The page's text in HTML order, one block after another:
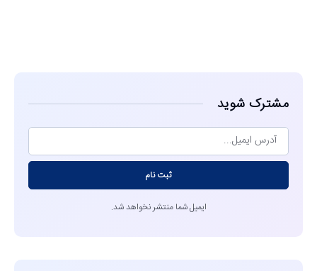
مشترک شوید
ثبت نام
ایمیل شما منتشر نخواهد شد.